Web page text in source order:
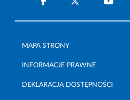
MAPA STRONY
INFORMACJE PRAWNE
DEKLARACJA DOSTĘPNOŚCI